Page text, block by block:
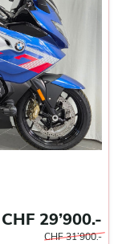
CHF 29’900.-
CHF 31’900.-